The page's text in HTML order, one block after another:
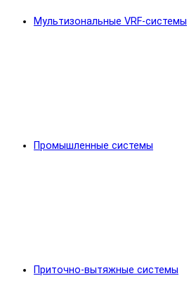
Мультизональные VRF-системы
Промышленные системы
Приточно-вытяжные системы